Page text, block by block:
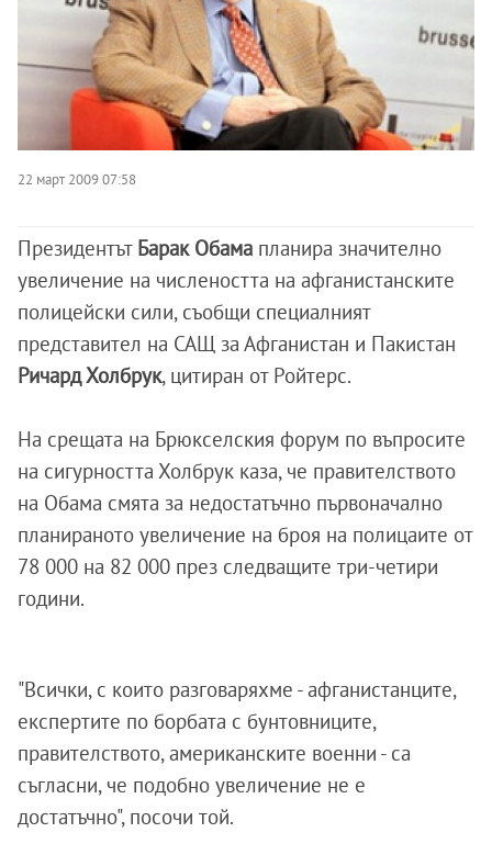
22 март 2009 07:58
Президентът Барак Обама планира значително
увеличение на числеността на афганистанските
полицейски сили, съобщи специалният
представител на САЩ за Афганистан и Пакистан
Ричард Холбрук, цитиран от Ройтерс.
На срещата на Брюкселския форум по въпросите
на сигурността Холбрук каза, че правителството
на Обама смята за недостатъчно първоначално
планираното увеличение на броя на полицаите от
78 000 на 82 000 през следващите три-четири
години.
"Всички, с които разговаряхме - афганистанците,
експертите по борбата с бунтовниците,
правителството, американските военни - са
съгласни, че подобно увеличение не е
достатъчно", посочи той.